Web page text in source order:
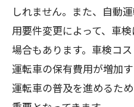
しれません。また、自動
用要件変更によって、車
場合もあります。車検コ
運転車の保有費用が増加
運転車の普及を進めるた